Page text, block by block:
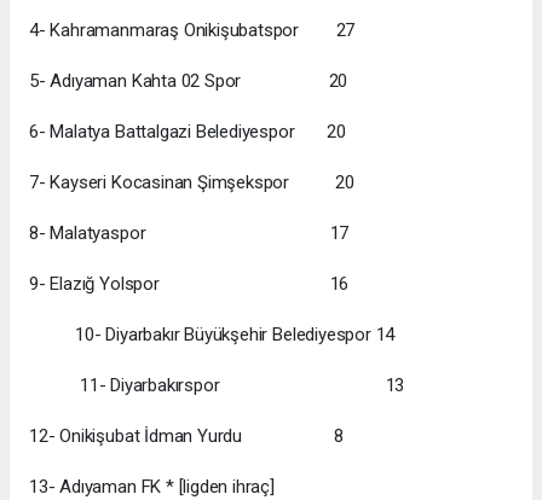
4- Kahramanmaraş Onikişubatspor 27
5- Adıyaman Kahta 02 Spor 20
6- Malatya Battalgazi Belediyespor 20
7- Kayseri Kocasinan Şimşekspor 20
8- Malatyaspor 17
9- Elazığ Yolspor 16
10- Diyarbakır Büyükşehir Belediyespor 14
11- Diyarbakırspor 13
12- Onikişubat İdman Yurdu 8
13- Adıyaman FK * [ligden ihraç]